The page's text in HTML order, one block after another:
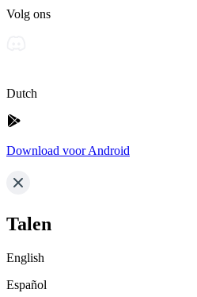
Volg ons
Dutch
Download voor Android
Talen
English
Español